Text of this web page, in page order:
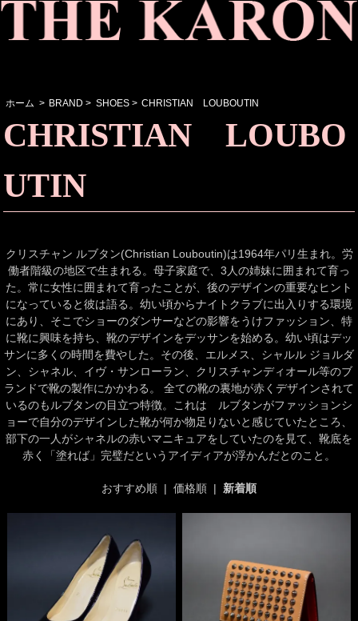
ホーム > BRAND > SHOES> CHRISTIAN LOUBOUTIN
CHRISTIAN LOUBO
UTIN
クリスチャン ルブタン(Christian Louboutin)は1964年パリ生まれ。労
働者階級の地区で生まれる。母子家庭で、3人の姉妹に囲まれて育っ
た。常に女性に囲まれて育ったことが、後のデザインの重要なヒント
になっていると彼は語る。幼い頃からナイトクラブに出入りする環境
にあり、そこでショーのダンサーなどの影響をうけファッション、特
に靴に興味を持ち、靴のデザインをデッサンを始める。幼い頃はデッ
サンに多くの時間を費やした。その後、エルメス、シャルル ジョルダ
ン、シャネル、イヴ・サンローラン、クリスチャンディオール等のブ
ランドで靴の製作にかかわる。 全ての靴の裏地が赤くデザインされて
いるのもルブタンの目立つ特徴。これは ルブタンがファッションシ
ョーで自分のデザインした靴が何か物足りないと感じていたところ、
部下の一人がシャネルの赤いマニキュアをしていたのを見て、靴底を
赤く「塗れば」完璧だというアイディアが浮かんだとのこと。
おすすめ順 | 価格順 | 新着順